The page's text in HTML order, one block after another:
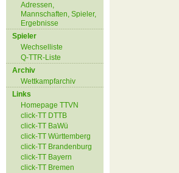
Adressen,
Mannschaften, Spieler,
Ergebnisse
Spieler
Wechselliste
Q-TTR-Liste
Archiv
Wettkampfarchiv
Links
Homepage TTVN
click-TT DTTB
click-TT BaWü
click-TT Württemberg
click-TT Brandenburg
click-TT Bayern
click-TT Bremen